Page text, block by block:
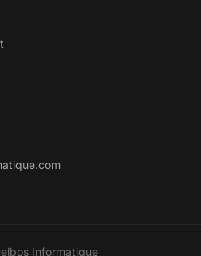
Informatique